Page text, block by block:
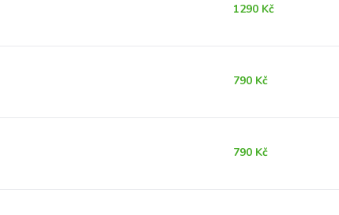
1290 Kč
790 Kč
790 Kč